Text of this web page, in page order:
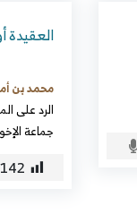
العقيدة
محمد بن
الرد على
جماعة